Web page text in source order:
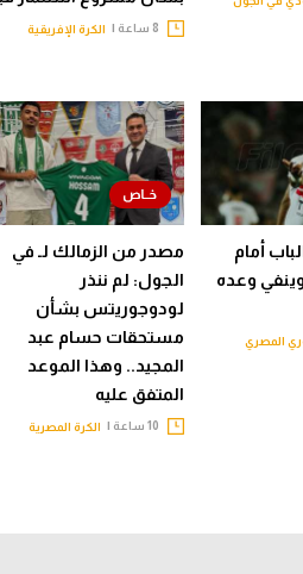
الكرة الإفريقية
أمام
وعده
المصري
مصدر من الزمالك لـ في
الجول: لم ننذر
لودوجوريتس بشأن
مستحقات حسام عبد
المجيد.. وهذا الموعد
المتفق عليه
الكرة المصرية